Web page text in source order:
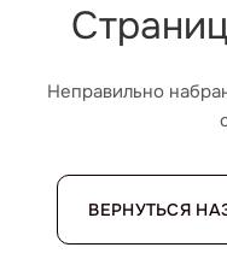
Неправильно
ВЕРНУТЬСЯ